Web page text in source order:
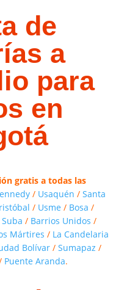
de
a
para
en
gratis a todas las
/ Usaquén / Santa
/ Usme / Bosa /
Suba / Barrios Unidos /
Mártires / La Candelaria
Bolívar/ Sumapaz /
Puente Aranda.